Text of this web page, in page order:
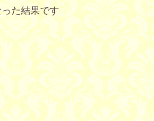
た結果です